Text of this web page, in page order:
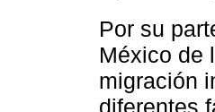
Por su
México de
migración
diferentes